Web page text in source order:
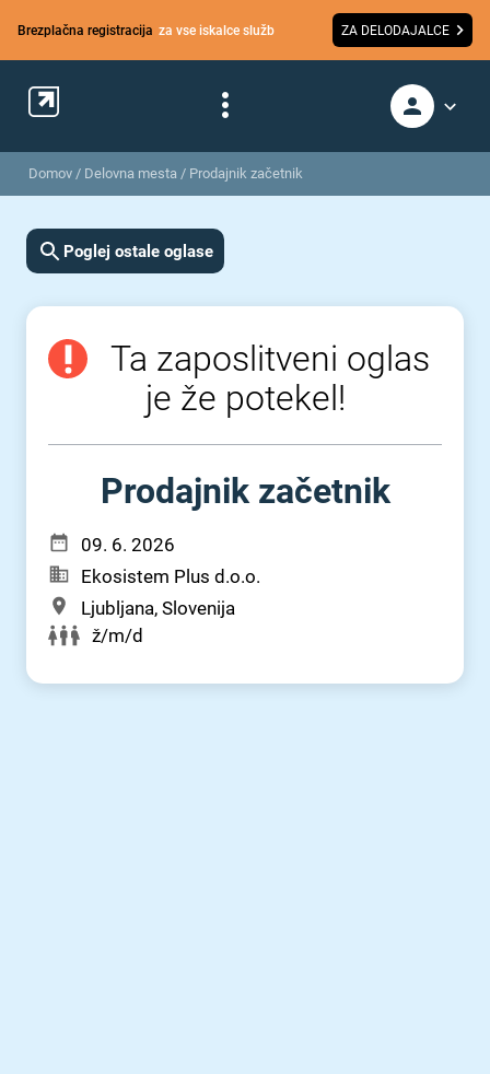
Brezplačna registracija za vse iskalce služb ZA DELODAJALCE
Domov / Delovna mesta / Prodajnik začetnik
Poglej ostale oglase
Ta zaposlitveni oglas
je že potekel!
Prodajnik začetnik
09. 6. 2026
Ekosistem Plus d.o.o.
Ljubljana, Slovenija
ž/m/d